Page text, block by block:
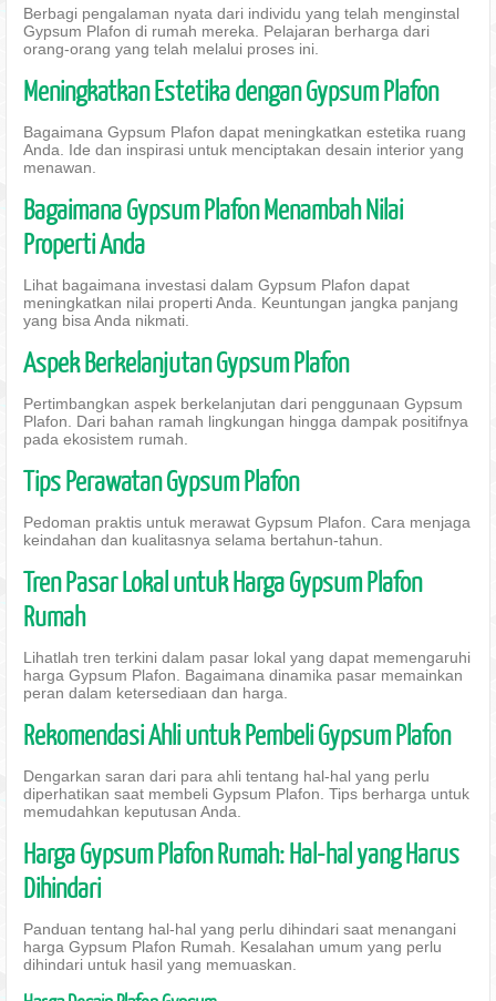
Berbagi pengalaman nyata dari individu yang telah menginstal
Gypsum Plafon di rumah mereka. Pelajaran berharga dari
orang-orang yang telah melalui proses ini.
Meningkatkan Estetika dengan Gypsum Plafon
Bagaimana Gypsum Plafon dapat meningkatkan estetika ruang
Anda. Ide dan inspirasi untuk menciptakan desain interior yang
menawan.
Bagaimana Gypsum Plafon Menambah Nilai
Properti Anda
Lihat bagaimana investasi dalam Gypsum Plafon dapat
meningkatkan nilai properti Anda. Keuntungan jangka panjang
yang bisa Anda nikmati.
Aspek Berkelanjutan Gypsum Plafon
Pertimbangkan aspek berkelanjutan dari penggunaan Gypsum
Plafon. Dari bahan ramah lingkungan hingga dampak positifnya
pada ekosistem rumah.
Tips Perawatan Gypsum Plafon
Pedoman praktis untuk merawat Gypsum Plafon. Cara menjaga
keindahan dan kualitasnya selama bertahun-tahun.
Tren Pasar Lokal untuk Harga Gypsum Plafon
Rumah
Lihatlah tren terkini dalam pasar lokal yang dapat memengaruhi
harga Gypsum Plafon. Bagaimana dinamika pasar memainkan
peran dalam ketersediaan dan harga.
Rekomendasi Ahli untuk Pembeli Gypsum Plafon
Dengarkan saran dari para ahli tentang hal-hal yang perlu
diperhatikan saat membeli Gypsum Plafon. Tips berharga untuk
memudahkan keputusan Anda.
Harga Gypsum Plafon Rumah: Hal-hal yang Harus
Dihindari
Panduan tentang hal-hal yang perlu dihindari saat menangani
harga Gypsum Plafon Rumah. Kesalahan umum yang perlu
dihindari untuk hasil yang memuaskan.